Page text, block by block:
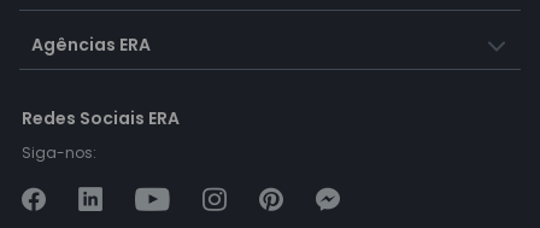
Agências ERA
Redes Sociais ERA
Siga-nos: